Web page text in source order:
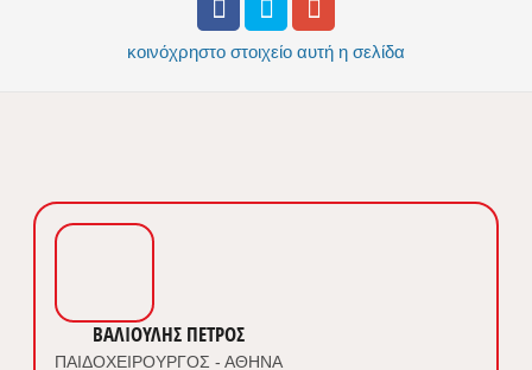
κοινόχρηστο στοιχείο αυτή η σελίδα
ΒΑΛΙΟΥΛΗΣ ΠΕΤΡΟΣ
ΠΑΙΔΟΧΕΙΡΟΥΡΓΟΣ - ΑΘΗΝΑ